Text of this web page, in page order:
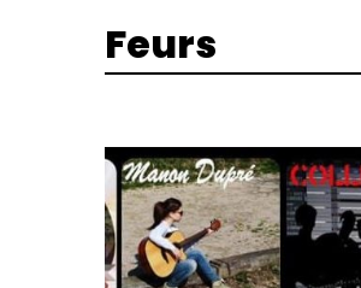
Feurs